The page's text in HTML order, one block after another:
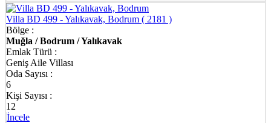
Villa BD 499 - Yalıkavak, Bodrum ( 2181 )
Bölge :
Muğla / Bodrum / Yalıkavak
Emlak Türü :
Geniş Aile Villası
Oda Sayısı :
6
Kişi Sayısı :
12
İncele